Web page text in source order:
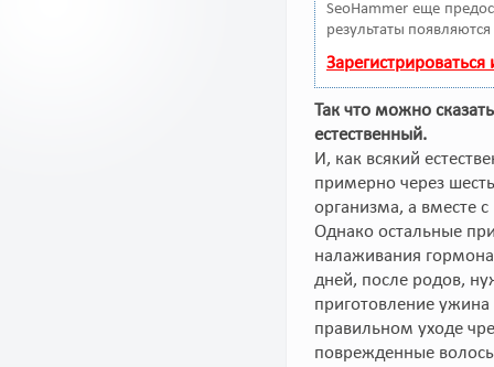
SeoHammer еще
результаты
Так что можно
естественный.
И, как всякий
примерно через
организма, а вместе
Однако остальные
налаживания
дней, после родов,
приготовление ужина
правильном уходе
поврежденные